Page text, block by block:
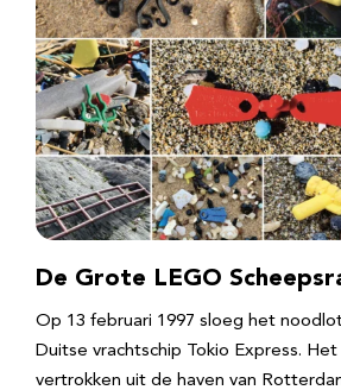
De Grote LEGO
Op 13 februari 1997 sloeg het
Duitse vrachtschip Tokio Express.
vertrokken uit de haven van